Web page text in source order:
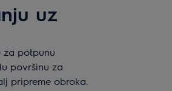
uz
za potpunu
površinu za
pripreme obroka.